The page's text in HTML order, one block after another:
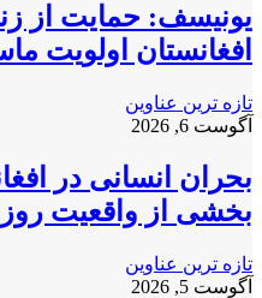
یونیسف: حمایت از
افغانستان اولویت
تازه ترین عناوین
آگوست 6, 2026
بحران انسانی در
بخشی از واقعیت
تازه ترین عناوین
آگوست 5, 2026